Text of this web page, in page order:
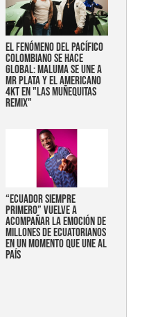
EL FENÓMENO DEL PACÍFICO
COLOMBIANO SE HACE
GLOBAL: MALUMA SE UNE A
MR PLATA Y EL AMERICANO
4KT EN "LAS MUÑEQUITAS
REMIX"
“Ecuador siempre
primero” vuelve a
acompañar la emoción de
millones de ecuatorianos
en un momento que une al
país